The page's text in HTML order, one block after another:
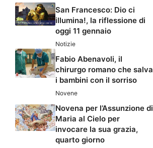
San Francesco: Dio ci
illumina!, la riflessione di
oggi 11 gennaio
Notizie
Fabio Abenavoli, il
chirurgo romano che salva
i bambini con il sorriso
Novene
Novena per l’Assunzione di
Maria al Cielo per
invocare la sua grazia,
quarto giorno